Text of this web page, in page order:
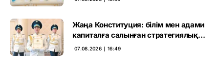
Жаңа Конституция: білім мен адами
капиталға салынған стратегиялық
негіз
07.08.2026 ∣ 16:49